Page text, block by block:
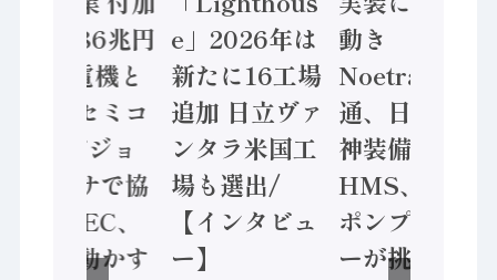
価値額86兆円
/ 三菱電機と
ソニーセミコ
ン AIビジョ
ンセンサで協
業 / IDEC、
安全に動かす
e」2026年は
新たに16工場
追加 日立ヴァ
ンタラ米国工
場も選出/
【インタビュ
ー】
動き
Noetra、富士
通、日立 / 兵
神装備 ×
HMS、老舗
ポンプメーカ
ーが挑むデー